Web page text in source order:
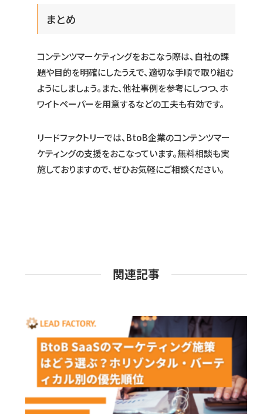
まとめ
コンテンツマーケティングをおこなう際は、自社の課
題や目的を明確にしたうえで、適切な手順で取り組む
ようにしましょう。また、他社事例を参考にしつつ、ホ
ワイトペーパーを用意するなどの工夫も有効です。
リードファクトリーでは、BtoB企業のコンテンツマー
ケティングの支援をおこなっています。無料相談も実
施しておりますので、ぜひお気軽にご相談ください。
関連記事